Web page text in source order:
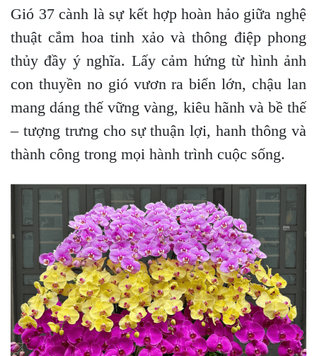
Gió 37 cành là sự kết hợp hoàn hảo giữa nghệ
thuật cắm hoa tinh xảo và thông điệp phong
thủy đầy ý nghĩa. Lấy cảm hứng từ hình ảnh
con thuyền no gió vươn ra biển lớn, chậu lan
mang dáng thế vững vàng, kiêu hãnh và bề thế
– tượng trưng cho sự thuận lợi, hanh thông và
thành công trong mọi hành trình cuộc sống.